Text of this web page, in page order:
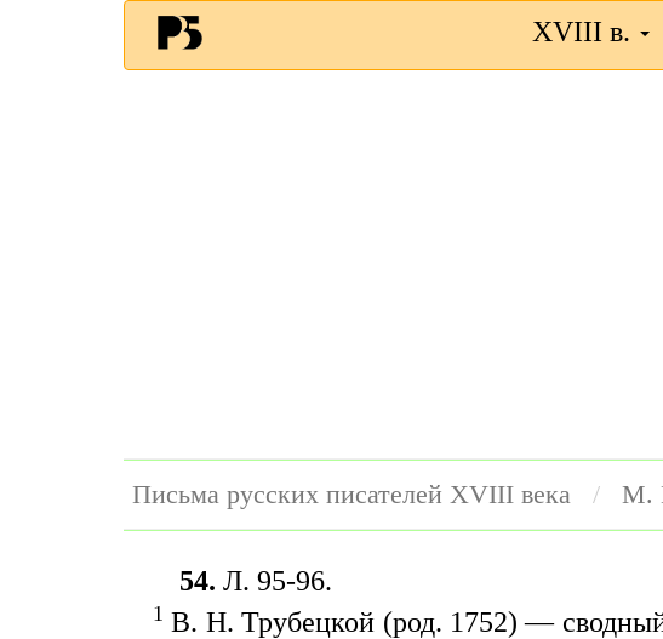
XVIII в.
Письма русских писателей XVIII века М.
54. Л. 95-96.
1 В. Н. Трубецкой (род. 1752) —